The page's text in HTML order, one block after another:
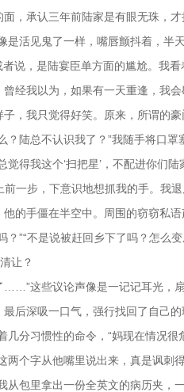
，承认三年前陆家是有眼无珠，才
是活见鬼了一样，嘴唇颤抖着，
说，是陆宴臣单方面的尴尬。我看
经我以为，如果有一天重逢，我会
，我只觉得好笑。原来，所谓的
？陆总不认识我了？”我随手将口罩
觉得我这个‘扫把星’，不配进你们陆
一步，下意识地想抓我的手。我退
的手僵在半空中。周围的窃窃私语
？”“不是说被赶回乡下了吗？怎么
让？
这些议论声像是一记记耳光，扇
后深吸一口气，强行找回了自己的
几分习惯性的命令，“妈现在情况很
两个字从他嘴里说出来，真是讽刺
从包里拿出一份全英文的病历夹，